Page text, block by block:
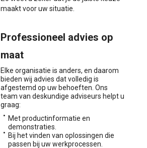
maakt voor uw situatie.
Professioneel advies op
maat
Elke organisatie is anders, en daarom
bieden wij advies dat volledig is
afgestemd op uw behoeften. Ons
team van deskundige adviseurs helpt u
graag:
Met productinformatie en
demonstraties.
Bij het vinden van oplossingen die
passen bij uw werkprocessen.